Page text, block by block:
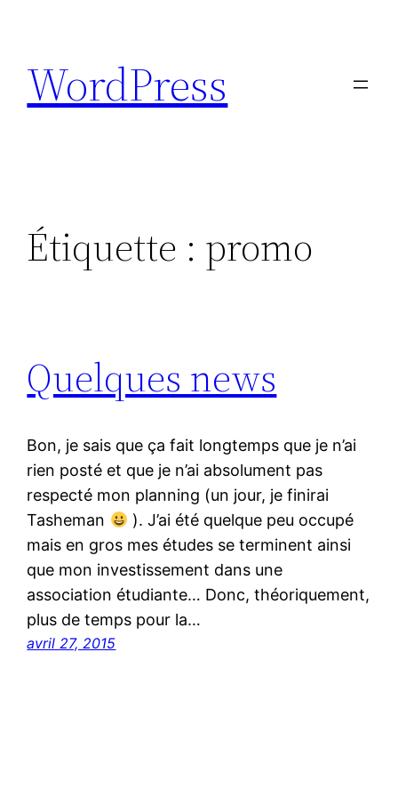
contenu
WordPress
Étiquette : promo
Quelques news
Bon, je sais que ça fait longtemps que je n’ai
rien posté et que je n’ai absolument pas
respecté mon planning (un jour, je finirai
Tasheman
). J’ai été quelque peu occupé
mais en gros mes études se terminent ainsi
que mon investissement dans une
association étudiante… Donc, théoriquement,
plus de temps pour la…
avril 27, 2015